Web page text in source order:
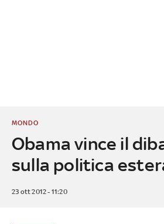
Obama vince il
sulla politica
MONDO
23 ott 2012 - 11:20